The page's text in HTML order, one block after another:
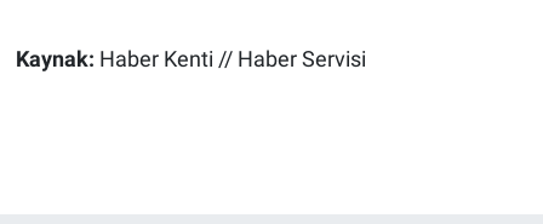
Kaynak: Haber Kenti // Haber Servisi